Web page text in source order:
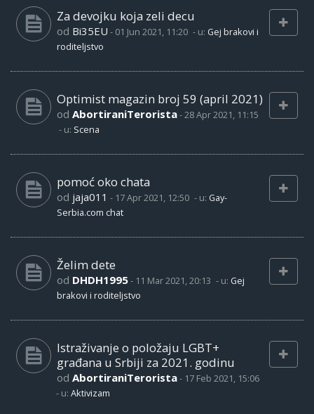
Za devojku koja zeli decu
od Bi35EU - 01 Jun 2021, 11:20 - u: Gej brakovi i
roditeljstvo
Optimist magazin broj 59 (april 2021)
od AbortiraniTerorista-28 Apr 2021, 11:15
- u: Scena
pomoć oko chata
od jaja011 - 17 Apr 2021, 12:50 - u: Gay-
Serbia.com chat
Želim dete
od DHDH1995- 11 Mar 2021, 20:13 - u: Gej
brakovi i roditeljstvo
Istraživanje o položaju LGBT+
građana u Srbiji za 2021. godinu
od AbortiraniTerorista- 17 Feb 2021, 15:06
- u: Aktivizam